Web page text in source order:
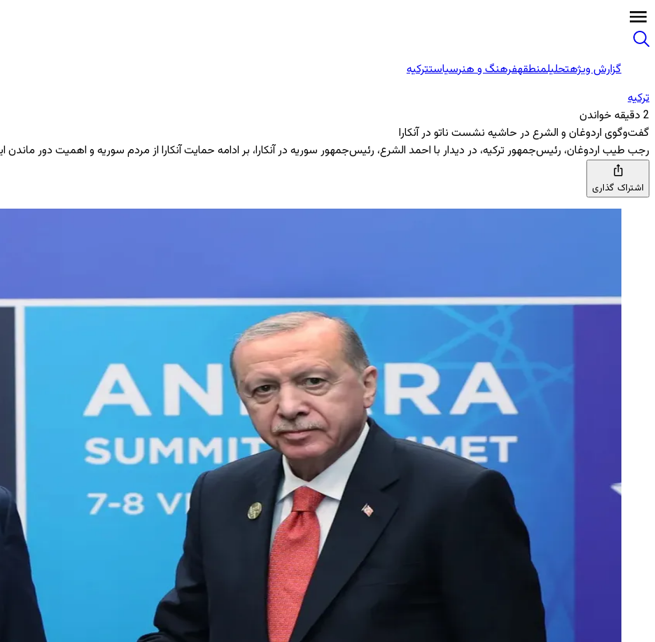
گزارش ویژهتحلیلمنطقهفرهنگ و هنرسیاستترکیه
ترکیه
2 دقیقه خواندن
گفت‌وگوی اردوغان و الشرع در حاشیه نشست ناتو در آنکارا
رجب طیب اردوغان، رئیس‌جمهور ترکیه، در دیدار با احمد الشرع، رئیس‌جمهور سوریه در آنکارا، بر ادامه حمایت آنکارا از مردم سوریه و اهمیت دور
اشتراک گذاری